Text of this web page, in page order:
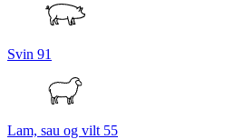
Svin 91
Lam, sau og vilt 55